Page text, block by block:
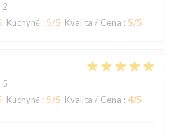
2
Kuchyně : 5/5 Kvalita / Cena : 5/5
5
Kuchyně : 5/5 Kvalita / Cena : 4/5